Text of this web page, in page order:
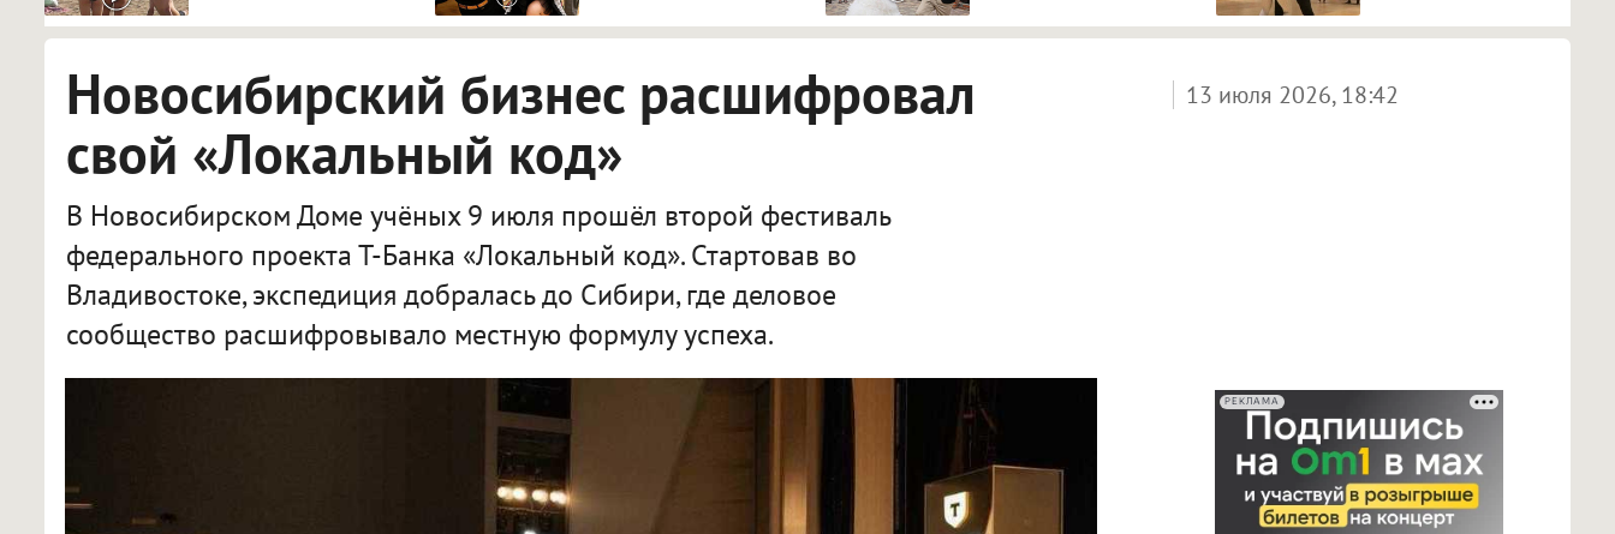
Новосибирский бизнес расшифровал
свой «Локальный код»
В Новосибирском Доме учёных 9 июля прошёл второй фестиваль
федерального проекта Т-Банка «Локальный код». Стартовав во
Владивостоке, экспедиция добралась до Сибири, где деловое
сообщество расшифровывало местную формулу успеха.
13 июля 2026, 18:42
РЕКЛАМА